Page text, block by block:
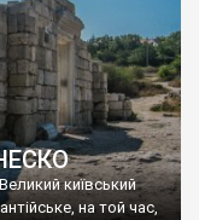
київський
на той час,